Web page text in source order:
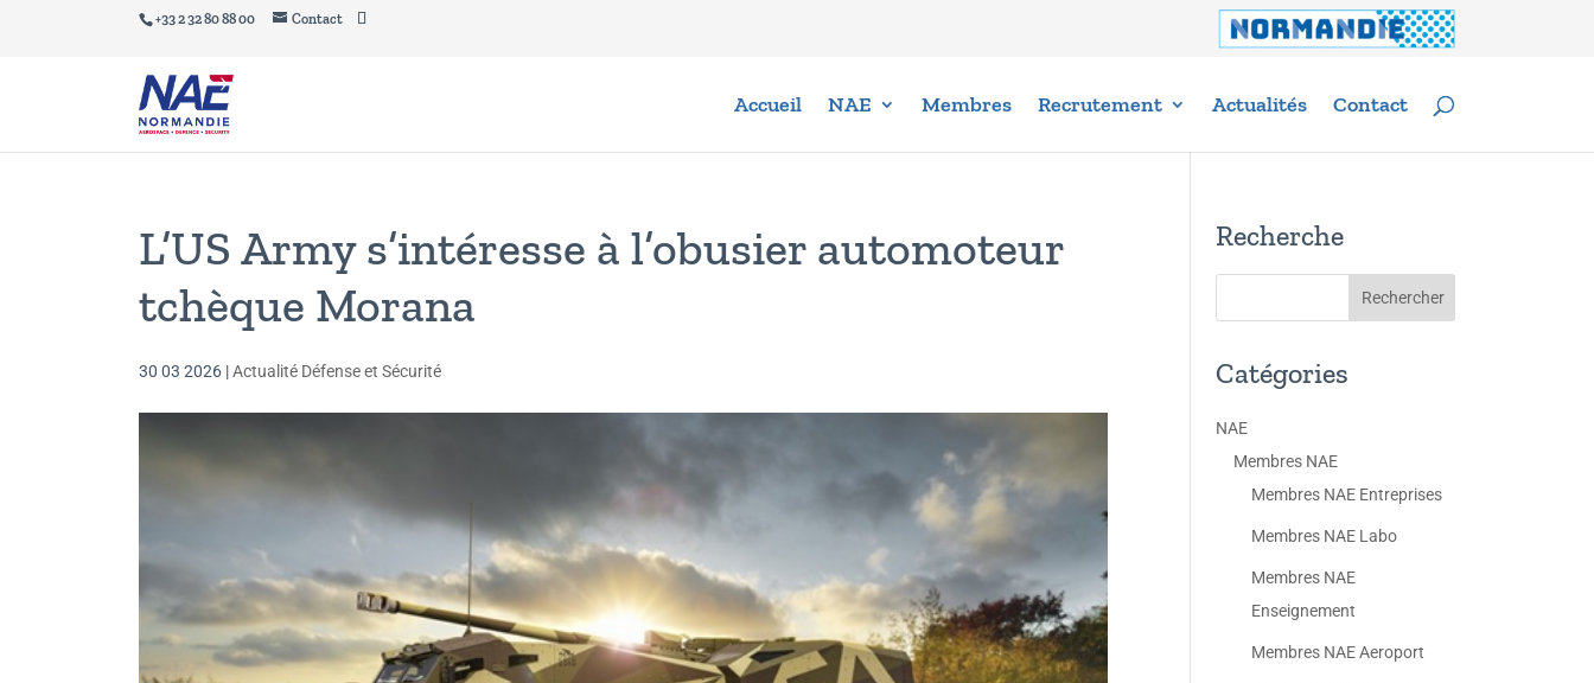
+33 2 32 80 88 00 Contact
Accueil NAE Membres Recrutement Actualités Contact
L’US Army s’intéresse à l’obusier automoteur
tchèque Morana
30 03 2026 |Actualité Défense et Sécurité
Recherche
Catégories
NAE
Membres NAE
Membres NAE Entreprises
Membres NAE Labo
Membres NAE
Enseignement
Membres NAE Aeroport